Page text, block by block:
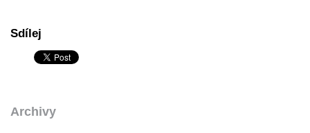
Sdílej
Archivy